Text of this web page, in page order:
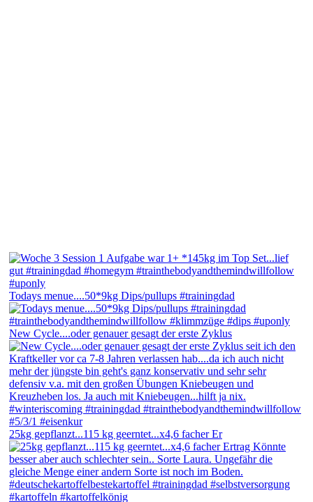
Todays menue....50*9kg Dips/pullups #trainingdad
New Cycle....oder genauer gesagt der erste Zyklus
25kg gepflanzt...115 kg geerntet...x4,6 facher Er